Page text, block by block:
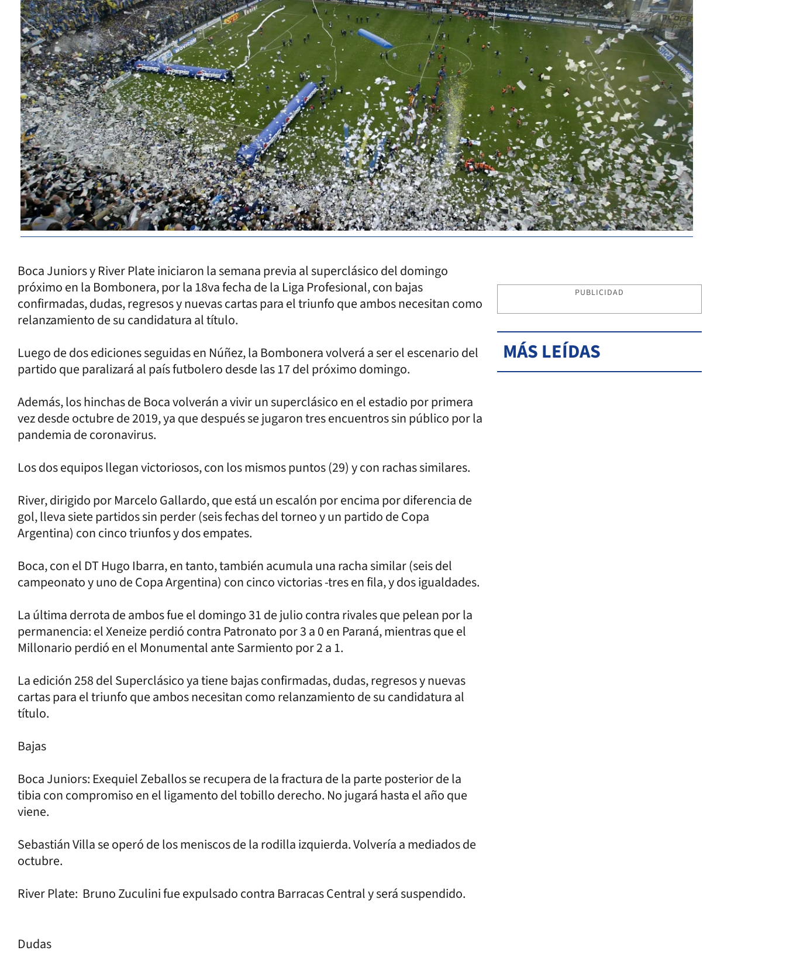
Boca Juniors y River Plate iniciaron la semana previa al superclásico del domingo
próximo en la Bombonera, por la 18va fecha de la Liga Profesional, con bajas
confirmadas, dudas, regresos y nuevas cartas para el triunfo que ambos necesitan como
relanzamiento de su candidatura al título.
Luego de dos ediciones seguidas en Núñez, la Bombonera volverá a ser el escenario del
partido que paralizará al país futbolero desde las 17 del próximo domingo.
Además, los hinchas de Boca volverán a vivir un superclásico en el estadio por primera
vez desde octubre de 2019, ya que después se jugaron tres encuentros sin público por la
pandemia de coronavirus.
Los dos equipos llegan victoriosos, con los mismos puntos (29) y con rachas similares.
River, dirigido por Marcelo Gallardo, que está un escalón por encima por diferencia de
gol, lleva siete partidos sin perder (seis fechas del torneo y un partido de Copa
Argentina) con cinco triunfos y dos empates.
Boca, con el DT Hugo Ibarra, en tanto, también acumula una racha similar (seis del
campeonato y uno de Copa Argentina) con cinco victorias -tres en fila, y dos igualdades.
La última derrota de ambos fue el domingo 31 de julio contra rivales que pelean por la
permanencia: el Xeneize perdió contra Patronato por 3 a 0 en Paraná, mientras que el
Millonario perdió en el Monumental ante Sarmiento por 2 a 1.
La edición 258 del Superclásico ya tiene bajas confirmadas, dudas, regresos y nuevas
cartas para el triunfo que ambos necesitan como relanzamiento de su candidatura al
título.
Bajas
Boca Juniors: Exequiel Zeballos se recupera de la fractura de la parte posterior de la
tibia con compromiso en el ligamento del tobillo derecho. No jugará hasta el año que
viene.
Sebastián Villa se operó de los meniscos de la rodilla izquierda. Volvería a mediados de
octubre.
River Plate: Bruno Zuculini fue expulsado contra Barracas Central y será suspendido.
Dudas
PUBLICIDAD
MÁS LEÍDAS